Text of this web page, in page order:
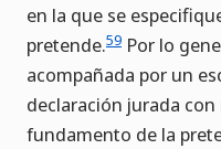
en la que se
pretende.59 Por lo
acompañada por un
declaración jurada
fundamento de la